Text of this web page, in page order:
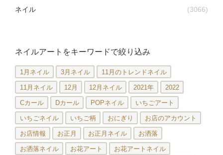
ネイル (3066)
ネイルアートをキーワードで絞り込み
1月ネイル 3月ネイル 11月のトレンドネイル
11月ネイル 12月 12月ネイル 2021年 2022
Cカール Dカール POPネイル いちごアート
いちごネイル いちご柄 おにぎり お店のアカウント
お店情報 お正月 お正月ネイル お洒落
お洒落ネイル お花アート お花アートネイル